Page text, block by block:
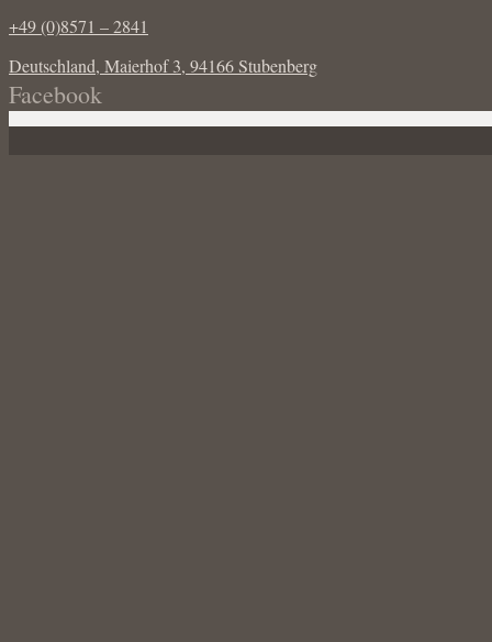
+49 (0)8571 – 2841
Deutschland, Maierhof 3, 94166 Stubenberg
Facebook